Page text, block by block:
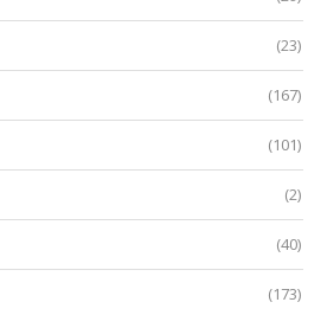
(23)
(167)
(101)
(2)
(40)
(173)